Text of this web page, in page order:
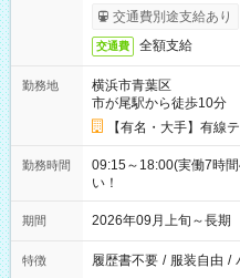
交通費別途支給あり
交通費 全額支給
勤務地
横浜市青葉区
市が尾駅から徒歩10分
【有名・大手】有線
勤務時間
09:15～18:00(実働7時
い！
期間 2026年09月上旬～長
特徴 履歴書不要 / 服装自由 /